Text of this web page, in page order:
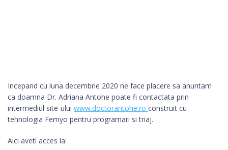
Incepand cu luna decembrie 2020 ne face placere sa anuntam
ca doamna Dr. Adriana Antohe poate fi contactata prin
intermediul site-ului www.doctorantohe.ro construit cu
tehnologia Femyo pentru programari si triaj.
Aici aveti acces la: